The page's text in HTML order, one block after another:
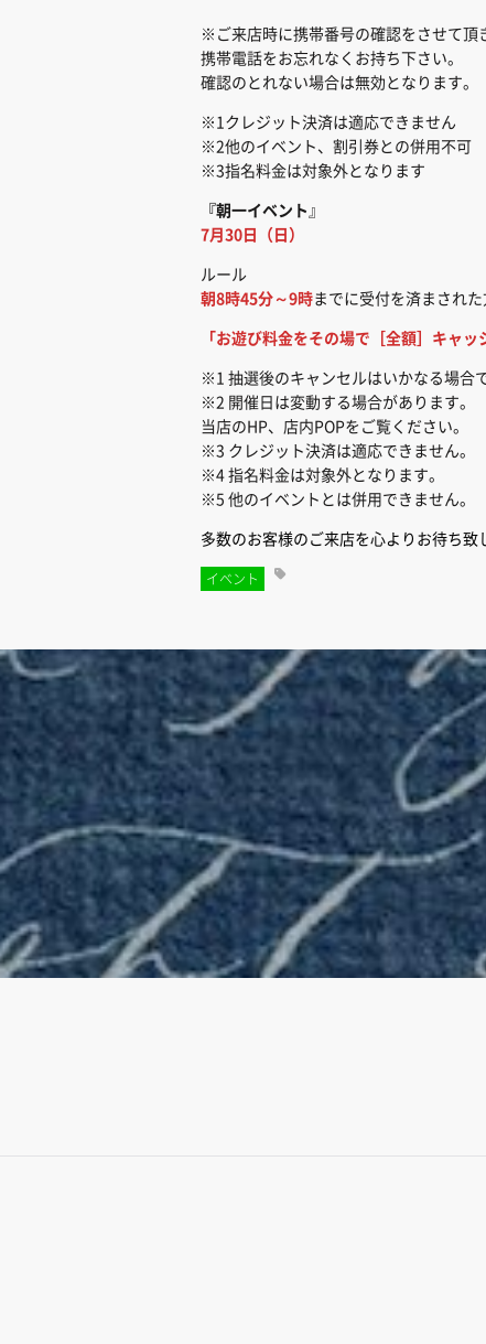
※ご来店時に携帯番号の確認をさせて頂
携帯電話をお忘れなくお持ち下さい。
確認のとれない場合は無効となります。
※1クレジット決済は適応できません
※2他のイベント、割引券との併用不可
※3指名料金は対象外となります
『朝一イベント 』
7月30日（日）
ルール
朝8時45分～9時までに受付を済まされ
「お遊び料金をその場で［全額］キャッ
※1 抽選後のキャンセルはいかなる場合
※2 開催日は変動する場合があります。
当店のHP、店内POPをご覧ください。
※3 クレジット決済は適応できません。
※4 指名料金は対象外となります。
※5 他のイベントとは併用できません。
多数のお客様のご来店を心よりお待ち致
イベント